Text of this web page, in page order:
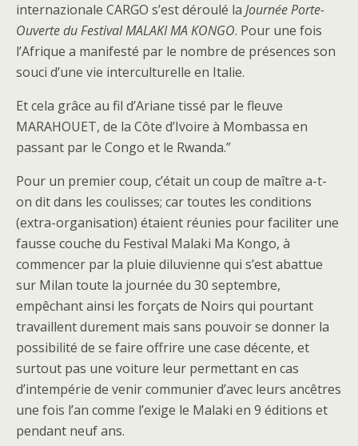
internazionale CARGO s’est déroulé la Journée Porte-
Ouverte du Festival MALAKI MA KONGO. Pour une fois
l’Afrique a manifesté par le nombre de présences son
souci d’une vie interculturelle en Italie.
Et cela grâce au fil d’Ariane tissé par le fleuve
MARAHOUET, de la Côte d’Ivoire à Mombassa en
passant par le Congo et le Rwanda.”
Pour un premier coup, c’était un coup de maître a-t-
on dit dans les coulisses; car toutes les conditions
(extra-organisation) étaient réunies pour faciliter une
fausse couche du Festival Malaki Ma Kongo, à
commencer par la pluie diluvienne qui s’est abattue
sur Milan toute la journée du 30 septembre,
empêchant ainsi les forçats de Noirs qui pourtant
travaillent durement mais sans pouvoir se donner la
possibilité de se faire offrire une case décente, et
surtout pas une voiture leur permettant en cas
d’intempérie de venir communier d’avec leurs ancêtres
une fois l’an comme l’exige le Malaki en 9 éditions et
pendant neuf ans.